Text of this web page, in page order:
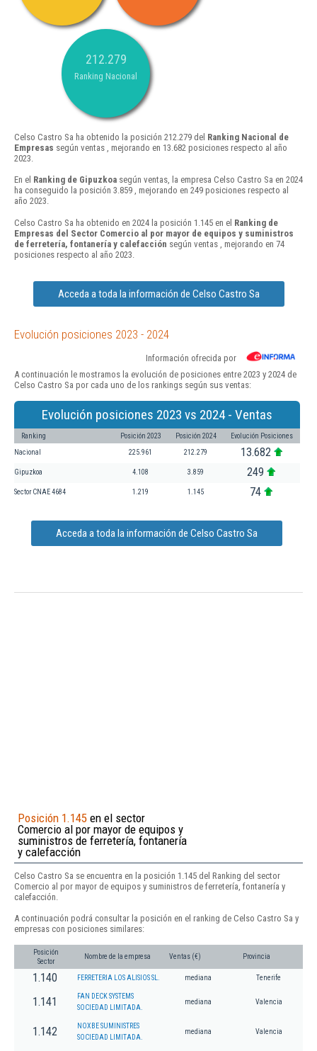
212.279
Ranking Nacional
Celso Castro Sa ha obtenido la posición 212.279 del Ranking Nacional de
Empresas según ventas , mejorando en 13.682 posiciones respecto al año
2023.
En el Ranking de Gipuzkoa según ventas, la empresa Celso Castro Sa en 2024
ha conseguido la posición 3.859 , mejorando en 249 posiciones respecto al
año 2023.
Celso Castro Sa ha obtenido en 2024 la posición 1.145 en el Ranking de
Empresas del Sector Comercio al por mayor de equipos y suministros
de ferretería, fontanería y calefacción según ventas , mejorando en 74
posiciones respecto al año 2023.
Acceda a toda la información de Celso Castro Sa
Evolución posiciones 2023 - 2024
Información ofrecida por
A continuación le mostramos la evolución de posiciones entre 2023 y 2024 de
Celso Castro Sa por cada uno de los rankings según sus ventas:
Evolución posiciones 2023 vs 2024 - Ventas
Ranking Posición 2023 Posición 2024 Evolución Posiciones
Nacional 225.961 212.279 13.682
Gipuzkoa 4.108 3.859 249
Sector CNAE 4684 1.219 1.145 74
Acceda a toda la información de Celso Castro Sa
Posición 1.145 en el sector
Comercio al por mayor de equipos y
suministros de ferretería, fontanería
y calefacción
Celso Castro Sa se encuentra en la posición 1.145 del Ranking del sector
Comercio al por mayor de equipos y suministros de ferretería, fontanería y
calefacción.
A continuación podrá consultar la posición en el ranking de Celso Castro Sa y
empresas con posiciones similares:
Posición
Sector
Nombre de la empresa Ventas (€) Provincia
1.140 FERRETERIA LOS ALISIOS SL. mediana Tenerife
1.141
FAN DECK SYSTEMS
SOCIEDAD LIMITADA.
mediana Valencia
1.142
NOXBE SUMINISTRES
SOCIEDAD LIMITADA.
mediana Valencia